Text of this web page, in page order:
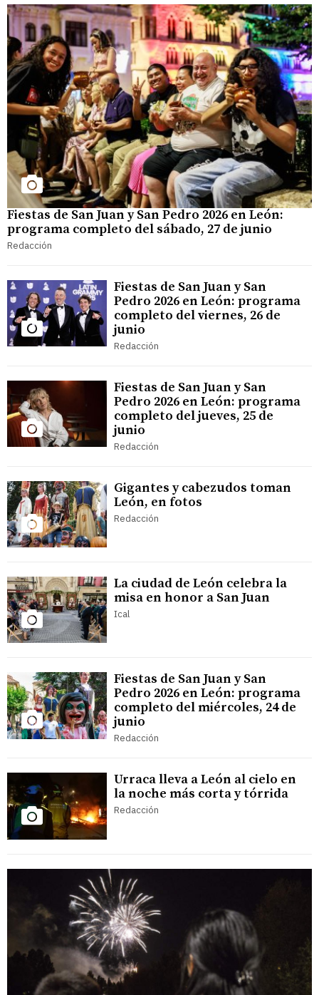
Fiestas de San Juan y San Pedro 2026 en León:
programa completo del sábado, 27 de junio
Redacción
Fiestas de San Juan y San
Pedro 2026 en León: programa
completo del viernes, 26 de
junio
Redacción
Fiestas de San Juan y San
Pedro 2026 en León: programa
completo del jueves, 25 de
junio
Redacción
Gigantes y cabezudos toman
León, en fotos
Redacción
La ciudad de León celebra la
misa en honor a San Juan
Ical
Fiestas de San Juan y San
Pedro 2026 en León: programa
completo del miércoles, 24 de
junio
Redacción
Urraca lleva a León al cielo en
la noche más corta y tórrida
Redacción